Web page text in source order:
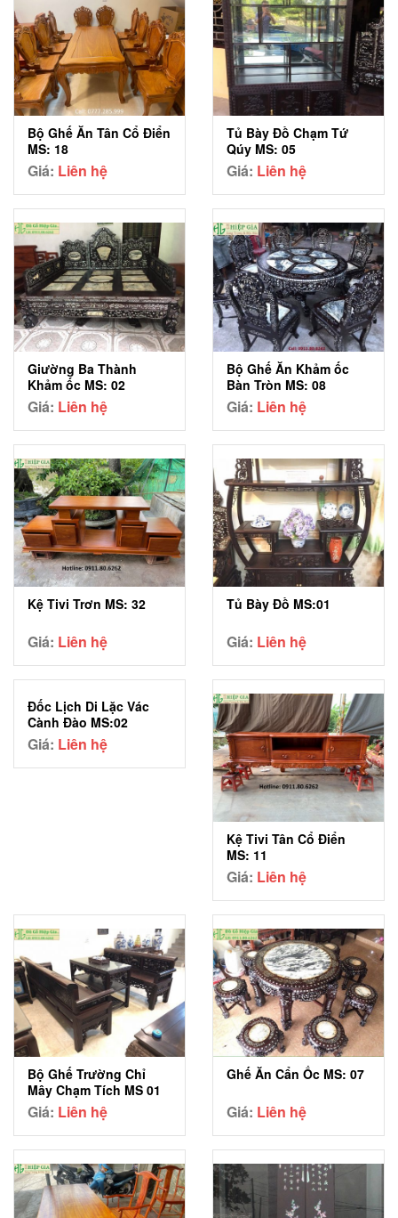
Bộ Ghế Ăn Tân Cổ Điển
MS: 18
Giá: Liên hệ
Tủ Bày Đồ Chạm Tứ
Qúy MS: 05
Giá: Liên hệ
Giường Ba Thành
Khảm ốc MS: 02
Giá: Liên hệ
Bộ Ghế Ăn Khảm ốc
Bàn Tròn MS: 08
Giá: Liên hệ
Kệ Tivi Trơn MS: 32
Giá: Liên hệ
Tủ Bày Đồ MS:01
Giá: Liên hệ
Đốc Lịch Di Lặc Vác
Cành Đào MS:02
Giá: Liên hệ
Kệ Tivi Tân Cổ Điển
MS: 11
Giá: Liên hệ
Bộ Ghế Trường Chỉ
Mây Chạm Tích MS 01
Giá: Liên hệ
Ghế Ăn Cẩn Ốc MS: 07
Giá: Liên hệ